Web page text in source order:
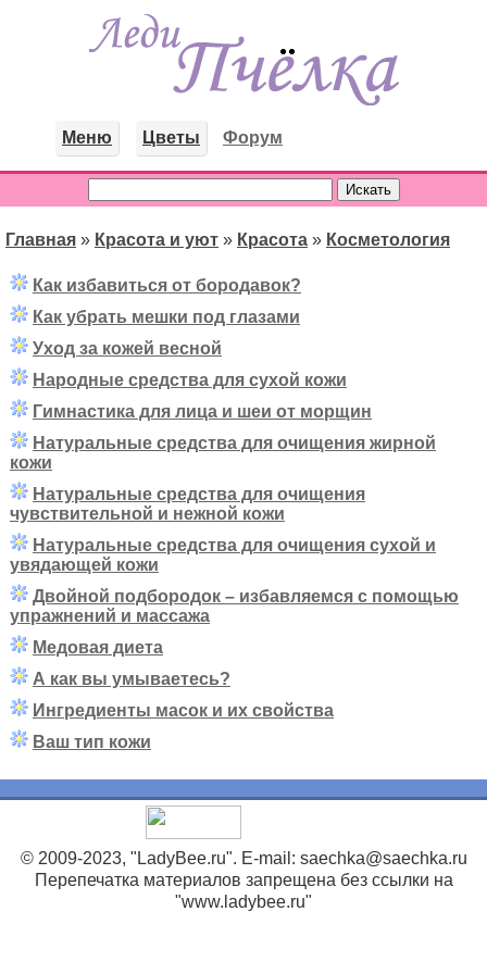
Меню Цветы Форум
Главная » Красота и уют » Красота » Косметология
Как избавиться от бородавок?
Как убрать мешки под глазами
Уход за кожей весной
Народные средства для сухой кожи
Гимнастика для лица и шеи от морщин
Натуральные средства для очищения жирной
кожи
Натуральные средства для очищения
чувствительной и нежной кожи
Натуральные средства для очищения сухой и
увядающей кожи
Двойной подбородок – избавляемся с помощью
упражнений и массажа
Медовая диета
А как вы умываетесь?
Ингредиенты масок и их свойства
Ваш тип кожи
© 2009-2023, "LadyBee.ru". E-mail: saechka@saechka.ru
Перепечатка материалов запрещена без ссылки на
"www.ladybee.ru"